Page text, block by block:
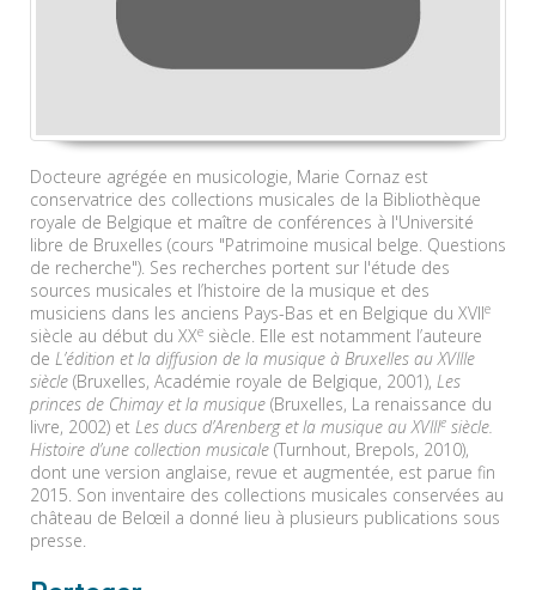
Docteure agrégée en musicologie, Marie Cornaz est
conservatrice des collections musicales de la Bibliothèque
royale de Belgique et maître de conférences à l'Université
libre de Bruxelles (cours "Patrimoine musical belge. Questions
de recherche"). Ses recherches portent sur l'étude des
sources musicales et l’histoire de la musique et des
musiciens dans les anciens Pays-Bas et en Belgique du XVIIe
siècle au début du XXe siècle. Elle est notamment l’auteure
de L’édition et la diffusion de la musique à Bruxelles au XVIIIe
siècle (Bruxelles, Académie royale de Belgique, 2001), Les
princes de Chimay et la musique (Bruxelles, La renaissance du
livre, 2002) et Les ducs d’Arenberg et la musique au XVIIIe siècle.
Histoire d’une collection musicale (Turnhout, Brepols, 2010),
dont une version anglaise, revue et augmentée, est parue fin
2015. Son inventaire des collections musicales conservées au
château de Belœil a donné lieu à plusieurs publications sous
presse.